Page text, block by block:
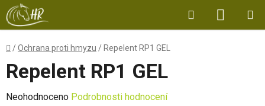
Přejít
na
obsah
Hledat
KOŠÍK
Domů
/Ochrana proti hmyzu / Repelent RP1 GEL
Repelent RP1 GEL
Průměrné
Neohodnoceno Podrobnosti hodnocení